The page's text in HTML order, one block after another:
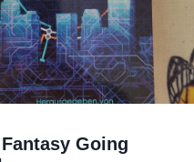
Going